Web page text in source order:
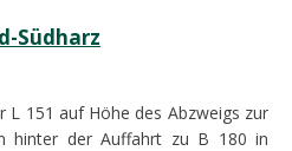
Südharz
L 151 auf Höhe des Abzweigs zur
hinter der Auffahrt zu B 180 in